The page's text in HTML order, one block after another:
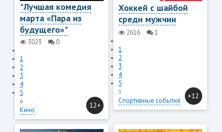
"Лучшая комедия
марта «Пара из
будущего»"
3023
0
1
2
3
4
5
6
Кино
12+
Хоккей с шайбой
среди мужчин
2616
1
1
2
3
4
5
3
Спортивные события
+12